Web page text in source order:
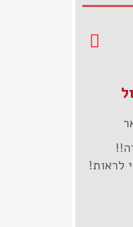
לראות!